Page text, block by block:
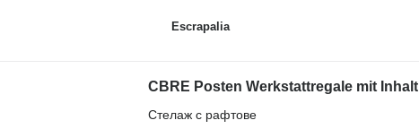
Escrapalia
CBRE Posten Werkstattregale mit Inhalt
Стелаж с рафтове